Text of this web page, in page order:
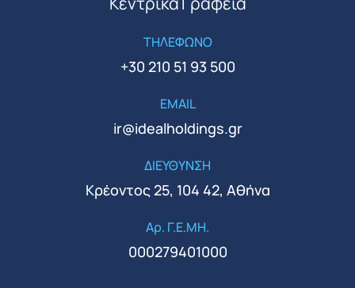
ΤΗΛΕΦΩΝΟ
+30 210 51 93 500
EMAIL
ir@idealholdings.gr
ΔΙΕΥΘΥΝΣΗ
Κρέοντος 25, 104 42, Αθήνα
Αρ. Γ.Ε.ΜΗ.
000279401000